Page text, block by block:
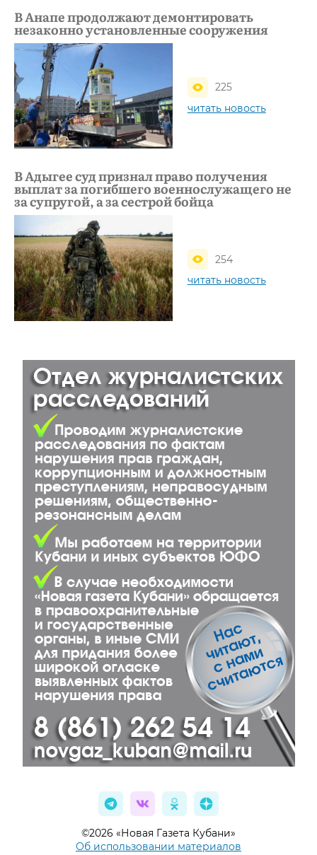
В Анапе продолжают демонтировать
незаконно установленные сооружения
225
читать новость
В Адыгее суд признал право получения
выплат за погибшего военнослужащего не
за супругой, а за сестрой бойца
254
читать новость
©2026 «Новая Газета Кубани»
Об использовании материалов